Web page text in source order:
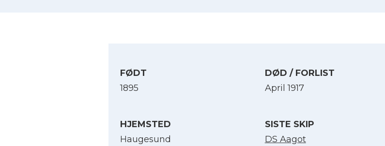
FØDT
1895
DØD / FORLIST
April 1917
HJEMSTED
Haugesund
SISTE SKIP
DS Aagot
Velg språk